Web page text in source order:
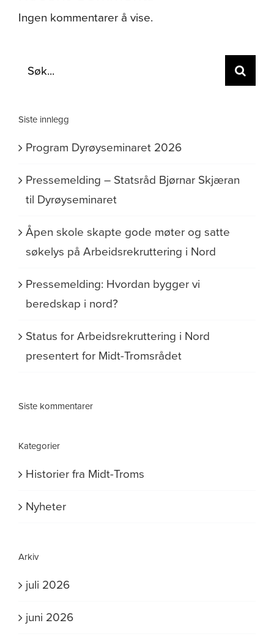
Ingen kommentarer å vise.
Søk
Siste innlegg
Program Dyrøyseminaret 2026
Pressemelding – Statsråd Bjørnar Skjæran
til Dyrøyseminaret
Åpen skole skapte gode møter og satte
søkelys på Arbeidsrekruttering i Nord
Pressemelding: Hvordan bygger vi
beredskap i nord?
Status for Arbeidsrekruttering i Nord
presentert for Midt-Tromsrådet
Siste kommentarer
Kategorier
Historier fra Midt-Troms
Nyheter
Arkiv
juli 2026
juni 2026